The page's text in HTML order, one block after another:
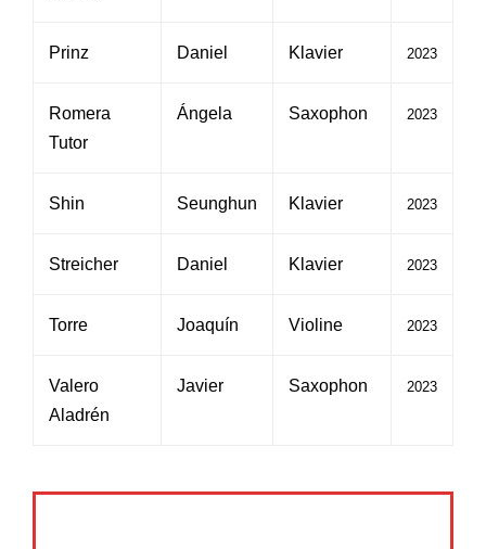
Prinz Daniel Klavier 2023
Romera
Tutor
Ángela Saxophon 2023
Shin Seunghun Klavier 2023
Streicher Daniel Klavier 2023
Torre Joaquín Violine 2023
Valero
Aladrén
Javier Saxophon 2023